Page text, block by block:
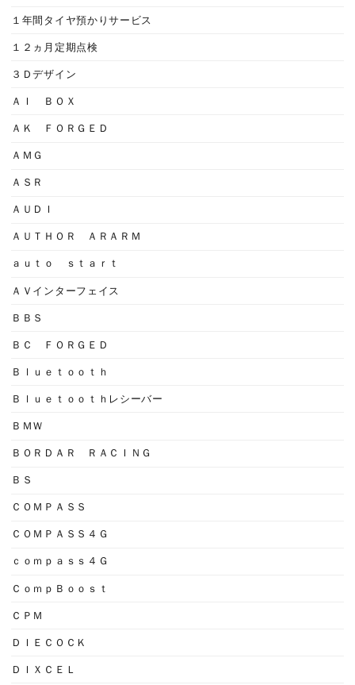
１年間タイヤ預かりサービス
１２ヵ月定期点検
３Ｄデザイン
ＡＩ ＢＯＸ
ＡＫ ＦＯＲＧＥＤ
ＡＭＧ
ＡＳＲ
ＡＵＤＩ
ＡＵＴＨＯＲ ＡＲＡＲＭ
ａｕｔｏ ｓｔａｒｔ
ＡＶインターフェイス
ＢＢＳ
ＢＣ ＦＯＲＧＥＤ
Ｂｌｕｅｔｏｏｔｈ
Ｂｌｕｅｔｏｏｔｈレシーバー
ＢＭＷ
ＢＯＲＤＡＲ ＲＡＣＩＮＧ
ＢＳ
ＣＯＭＰＡＳＳ
ＣＯＭＰＡＳＳ４Ｇ
ｃｏｍｐａｓｓ４Ｇ
ＣｏｍｐＢｏｏｓｔ
ＣＰＭ
ＤＩＥＣＯＣＫ
ＤＩＸＣＥＬ